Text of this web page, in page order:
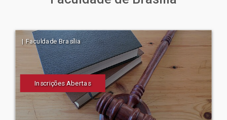
| Faculdade Brasília
Inscrições Abertas